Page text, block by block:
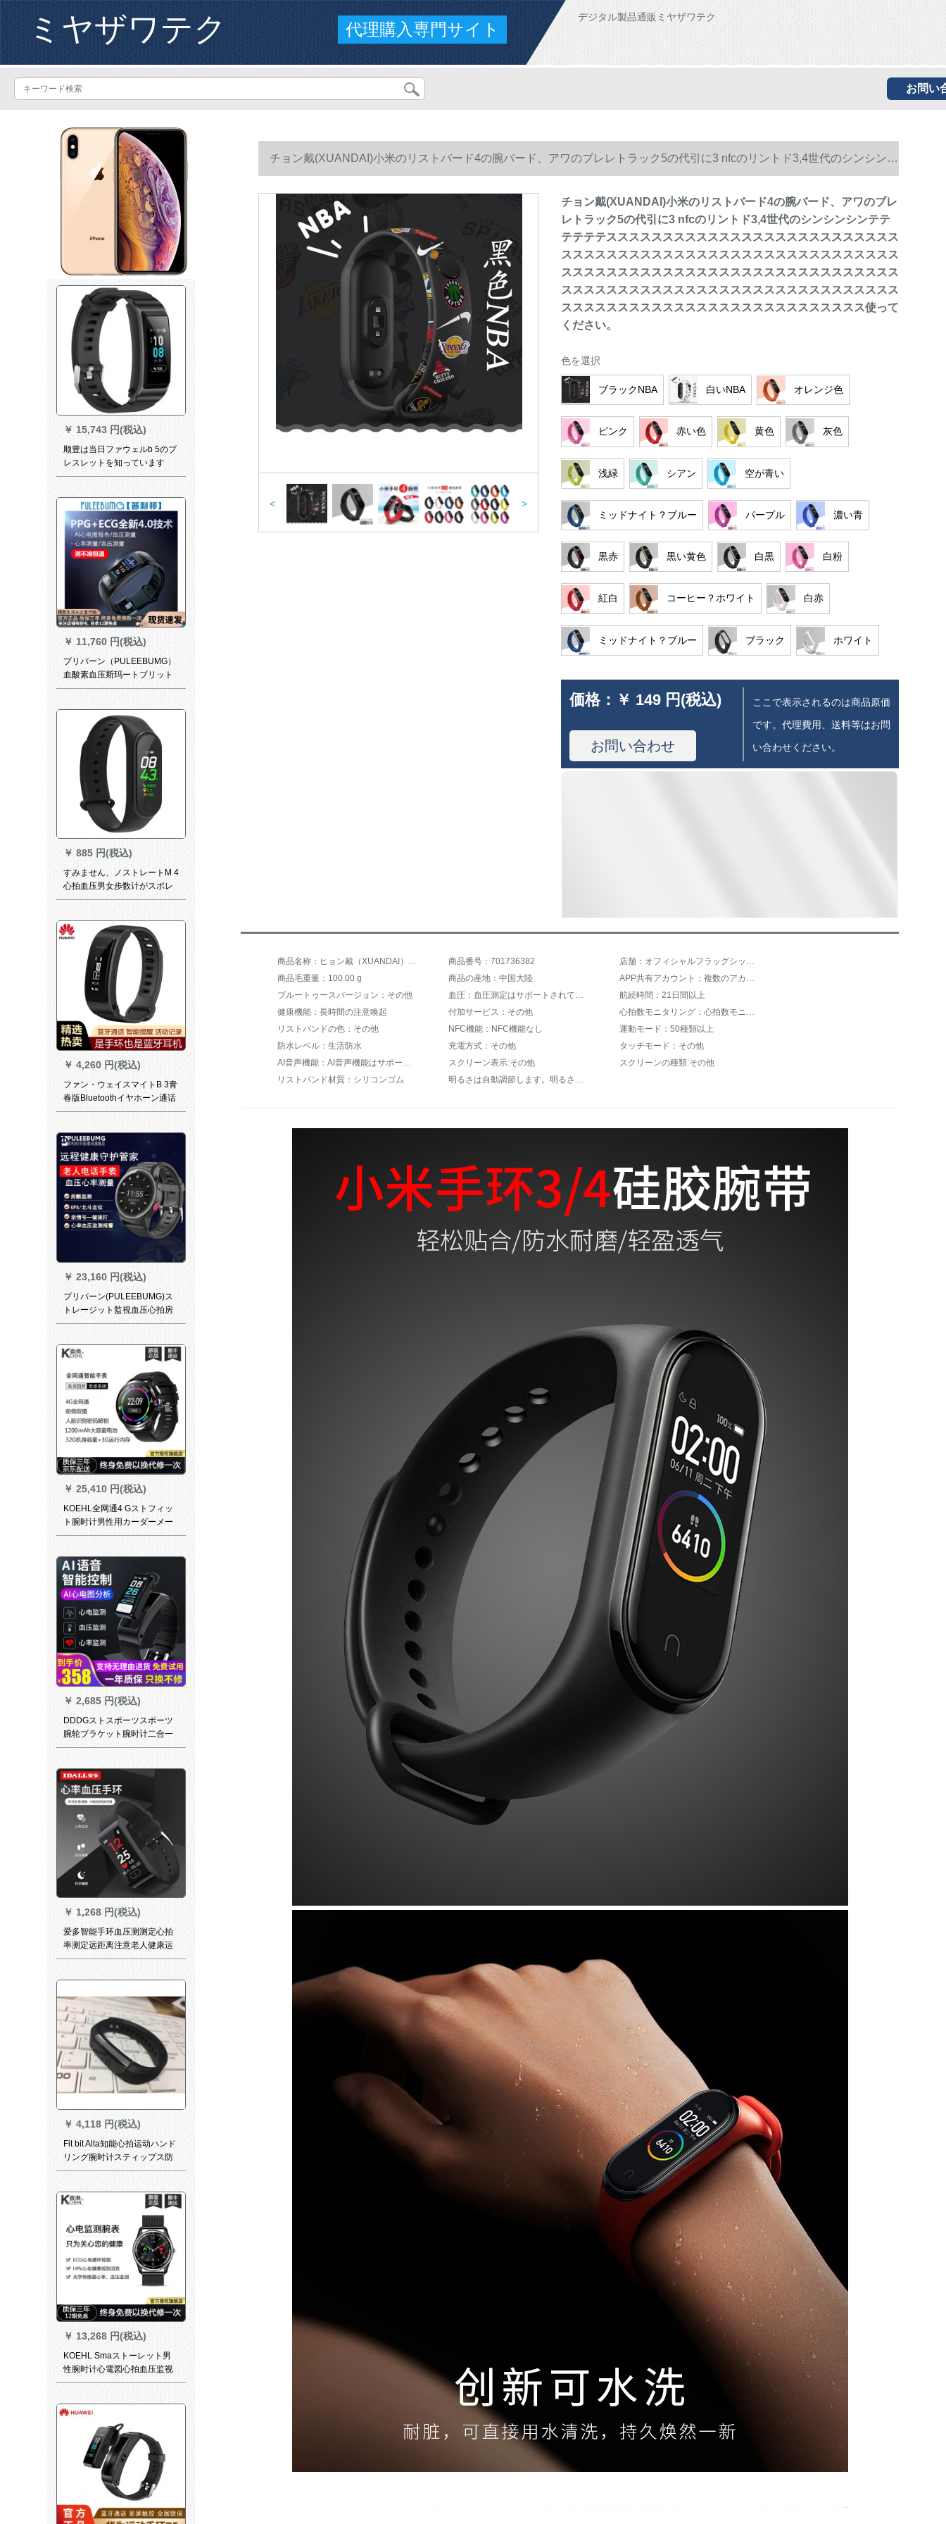
ミヤザワテク 代理購入専門サイト
デジタル製品通販ミヤザワテク
お問い
￥ 15,743 円(税込)
顺豊は当日ファウェルb 5のブ
レスレットを知っています
が、カラーストリングを出し
スホーンを计歩します。防水
二合一は電話で出ることと、
出る多機能は腕時計を身につ
けることです。
￥ 11,760 円(税込)
プリバーン（PULEEBUMG）
血酸素血压斯玛ートブリット
ライト心電図モニター多機能
Android黒【新品PES 4.0技術/
測定は正しい】
￥ 885 円(税込)
すみません、ノストレートM 4
心拍血压男女歩数计がスポレ
ートを身につけています。フ
科学技術ブロック4世代
￥ 4,260 円(税込)
ファン・ウェイスマイトB 3青
春版Bluetoothイヤホーン通话
腕时计男女健康运动5スポーツ
通用b 5 B 3青春版リバズトラ
ック
￥ 23,160 円(税込)
プリバーン(PULEEBUMG)ス
トレージット監視血压心拍房
震動心脏远隔警报老人健康腕
(シリカゲルアールドックス正
￥ 25,410 円(税込)
KOEHL全网通4 Gストフィッ
ト腕时计男性用カーダーメー
ル多机能WiFi do to-n黒科黒
￥ 2,685 円(税込)
DDDGストスポーツスポーツ
腕轮ブラケット腕时计二合一
通话手轮电话血压心率健康睡
ト
￥ 1,268 円(税込)
爱多智能手环血压测测定心拍
率测定远距离注意老人健康运
动屋外ライニング歩数器Aiカ
ション运动に対応)
￥ 4,118 円(税込)
Fit bit Alta知能心拍运动ハンド
リング腕时计スティップス防
水监视アルタ紫ビッツ【展示
￥ 13,268 円(税込)
KOEHL Smaストーレット男
性腕时计心電図心拍血压监视
ECG+PPG心電ハイビジョン
Att通用ブティック-スチルベト
チョン戴(XUANDAI)小米のリストバード4の腕バード、アワのブレレトラック5の代引に3 nfcのリントド3,4世代のシンシンシ
ンテテテテテテススススススススススススススススススススススススススススススススススススススススススススススススス
スススススススススススススススススススススススススススススススススススススススススススススススススススススススス
スススススススススススススススススススススススススススススススススススススス使ってください。
< >
チョン戴(XUANDAI)小米のリストバード4の腕バード、アワのブレ
レトラック5の代引に3 nfcのリントド3,4世代のシンシンシンテテ
テテテテスススススススススススススススススススススススススス
スススススススススススススススススススススススススススススス
スススススススススススススススススススススススススススススス
スススススススススススススススススススススススススススススス
ススススススススススススススススススススススススススス使って
ください。
色を選択
ブラックNBA 白いNBA オレンジ色
ピンク 赤い色 黄色 灰色
浅緑 シアン 空が青い
ミッドナイト？ブルー パープル 濃い青
黒赤 黒い黄色 白黒 白粉
紅白 コーヒー？ホワイト 白赤
ミッドナイト？ブルー ブラック ホワイト
価格： ￥ 149 円(税込)
お問い合わせ
ここで表示されるのは商品原価
です。代理費用、送料等はお問
い合わせください。
商品名称：ヒョン戴（XUANDAI）小米のリストバンド4の腕時計バンドの潮の札の小さい米の腕輪5を交換して3 nfc版の腕時計のバンドの3,4世代の知能のスポーツの腕輪のシリカゲルの腕時計のバンドの黒色のNBAの小さい米の腕輪の3/4の腕時計のバンドを持ちます（通用するNFC版） 商品番号：701736382
店舗：オフィシャルフラッグシップショップを自慢しています。
商品毛重量：100.00 g
商品の産地：中国大陸
APP共有アカウント：複数のアカウントをサポートする
ブルートゥースバージョン：その他
血圧：血圧測定はサポートされていません。
航続時間：21日間以上
健康機能：長時間の注意喚起
付加サービス：その他
心拍数モニタリング：心拍数モニタリングはサポートされていません。
リストバンドの色：その他
NFC機能：NFC機能なし
運動モード：50種類以上
防水レベル：生活防水
充電方式：その他
タッチモード：その他
AI音声機能：AI音声機能はサポートされていません。
スクリーン表示:その他
スクリーンの種類:その他
リストバンド材質：シリコンゴム
明るさは自動調節します。明るさは調節できません。